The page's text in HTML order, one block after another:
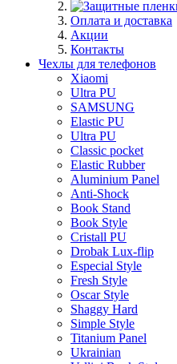
Оплата и доставка
Акции
Контакты
Чехлы для телефонов
Xiaomi
Ultra PU
SAMSUNG
Elastic PU
Ultra PU
Classic pocket
Elastic Rubber
Aluminium Panel
Anti-Shock
Book Stand
Book Style
Cristall PU
Drobak Lux-flip
Especial Style
Fresh Style
Oscar Style
Shaggy Hard
Simple Style
Titanium Panel
Ukrainian